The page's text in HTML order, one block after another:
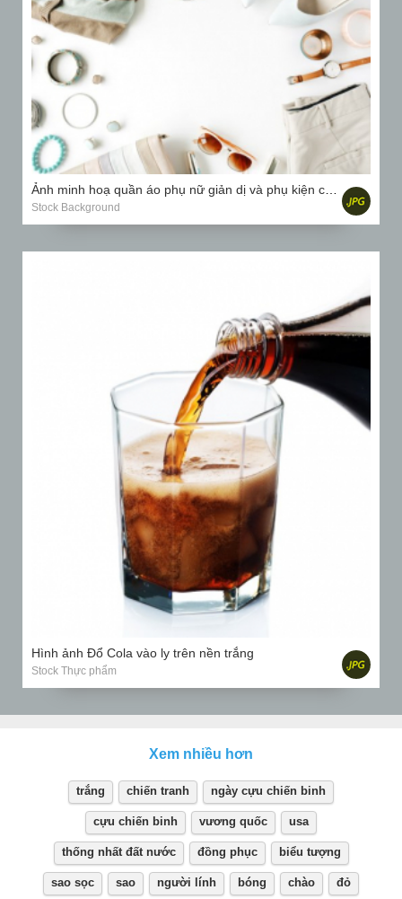
Stock Background
Hình ảnh Đổ Cola vào ly trên nền trắng
Stock Thực phẩm
Xem nhiều hơn
trắng chiến tranh ngày cựu chiến binh
cựu chiến binh vương quốc usa
thống nhất đất nước đồng phục biểu tượng
sao sọc sao người lính bóng chào đỏ